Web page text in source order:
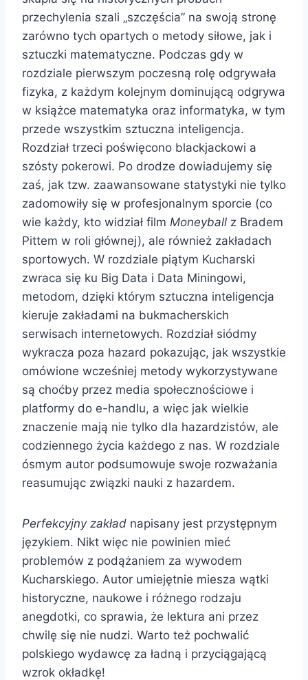
przechylenia szali „szczęścia” na swoją stronę
zarówno tych opartych o metody siłowe, jak i
sztuczki matematyczne. Podczas gdy w
rozdziale pierwszym poczesną rolę odgrywała
fizyka, z każdym kolejnym dominującą odgrywa
w książce matematyka oraz informatyka, w tym
przede wszystkim sztuczna inteligencja.
Rozdział trzeci poświęcono blackjackowi a
szósty pokerowi. Po drodze dowiadujemy się
zaś, jak tzw. zaawansowane statystyki nie tylko
zadomowiły się w profesjonalnym sporcie (co
wie każdy, kto widział film Moneyball z Bradem
Pittem w roli głównej), ale również zakładach
sportowych. W rozdziale piątym Kucharski
zwraca się ku Big Data i Data Miningowi,
metodom, dzięki którym sztuczna inteligencja
kieruje zakładami na bukmacherskich
serwisach internetowych. Rozdział siódmy
wykracza poza hazard pokazując, jak wszystkie
omówione wcześniej metody wykorzystywane
są choćby przez media społecznościowe i
platformy do e-handlu, a więc jak wielkie
znaczenie mają nie tylko dla hazardzistów, ale
codziennego życia każdego z nas. W rozdziale
ósmym autor podsumowuje swoje rozważania
reasumując związki nauki z hazardem.
Perfekcyjny zakład napisany jest przystępnym
językiem. Nikt więc nie powinien mieć
problemów z podążaniem za wywodem
Kucharskiego. Autor umiejętnie miesza wątki
historyczne, naukowe i różnego rodzaju
anegdotki, co sprawia, że lektura ani przez
chwilę się nie nudzi. Warto też pochwalić
polskiego wydawcę za ładną i przyciągającą
wzrok okładkę!